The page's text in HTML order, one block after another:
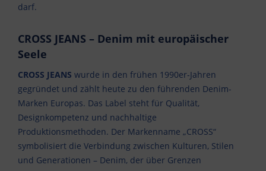
darf.
CROSS JEANS – Denim mit europäischer
Seele
CROSS JEANS wurde in den frühen 1990er-Jahren
gegründet und zählt heute zu den führenden Denim-
Marken Europas. Das Label steht für Qualität,
Designkompetenz und nachhaltige
Produktionsmethoden. Der Markenname „CROSS“
symbolisiert die Verbindung zwischen Kulturen, Stilen
und Generationen – Denim, der über Grenzen